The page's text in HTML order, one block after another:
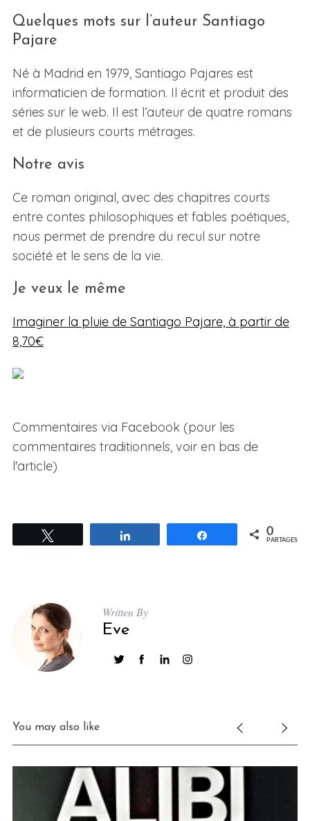
Quelques mots sur l’auteur Santiago
Pajare
Né à Madrid en 1979, Santiago Pajares est
informaticien de formation. Il écrit et produit des
séries sur le web. Il est l’auteur de quatre romans
et de plusieurs courts métrages.
Notre avis
Ce roman original, avec des chapitres courts
entre contes philosophiques et fables poétiques,
nous permet de prendre du recul sur notre
société et le sens de la vie.
Je veux le même
Imaginer la pluie de Santiago Pajare, à partir de
8,70€
Commentaires via Facebook (pour les
commentaires traditionnels, voir en bas de
l'article)
Partagez 0
PARTAGES
Written By
Eve
You may also like